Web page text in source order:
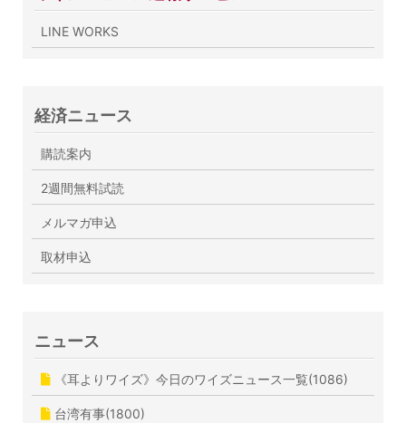
LINE WORKS
経済ニュース
購読案内
2週間無料試読
メルマガ申込
取材申込
ニュース
《耳よりワイズ》今日のワイズニュース一覧(1086)
台湾有事(1800)